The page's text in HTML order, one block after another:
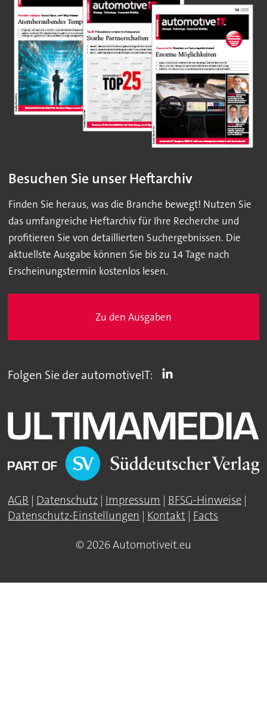
Besuchen Sie unser Heftarchiv
Finden Sie heraus, was die Branche bewegt! Nutzen Sie
das umfangreiche Heftarchiv für Ihre Recherche und
profitieren Sie von detaillierten Suchergebnissen. Die
aktuellste Ausgabe können Sie bis zu 14 Tage nach
Erscheinungstermin kostenlos lesen.
Zu den Ausgaben
Folgen Sie der automotiveIT:
AGB | Datenschutz | Impressum | BFSG-Hinweise |
Datenschutz-Einstellungen | Kontakt | Facts
© 2026 Automotiveit.eu